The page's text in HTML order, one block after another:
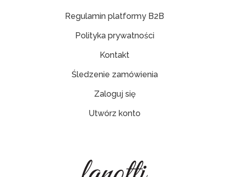
Regulamin platformy B2B
Polityka prywatności
Kontakt
Śledzenie zamówienia
Zaloguj się
Utwórz konto